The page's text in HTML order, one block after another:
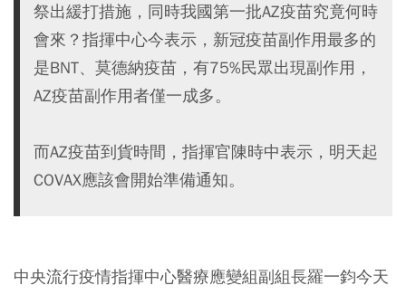
祭出緩打措施，同時我國第一批AZ疫苗究竟何時
會來？指揮中心今表示，新冠疫苗副作用最多的
是BNT、莫德納疫苗，有75%民眾出現副作用，
AZ疫苗副作用者僅一成多。
而AZ疫苗到貨時間，指揮官陳時中表示，明天起
COVAX應該會開始準備通知。
中央流行疫情指揮中心醫療應變組副組長羅一鈞今天